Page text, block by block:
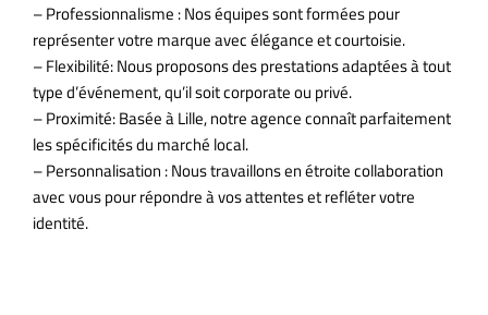
– Professionnalisme : Nos équipes sont formées pour
représenter votre marque avec élégance et courtoisie.
– Flexibilité: Nous proposons des prestations adaptées à tout
type d’événement, qu’il soit corporate ou privé.
– Proximité: Basée à Lille, notre agence connaît parfaitement
les spécificités du marché local.
– Personnalisation : Nous travaillons en étroite collaboration
avec vous pour répondre à vos attentes et refléter votre
identité.